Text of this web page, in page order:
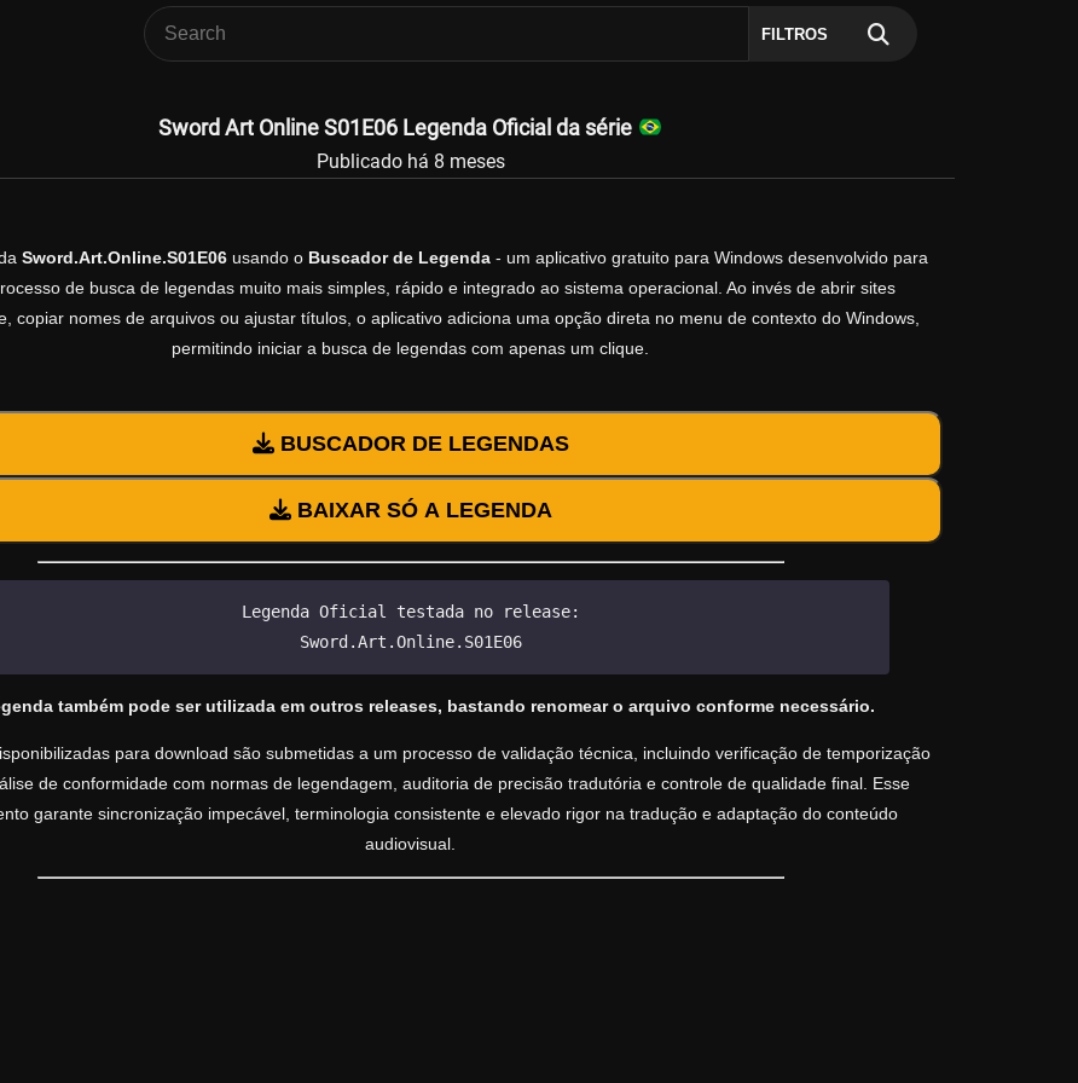
FILTROS
Sword Art Online S01E06 Legenda Oficial da série
Publicado há 8 meses
Sword.Art.Online.S01E06usando o Buscador de Legenda- um aplicativo gratuito para Windows desenvolvido para
de busca de legendas muito mais simples, rápido e integrado ao sistema operacional. Ao invés de abrir sites
copiar nomes de arquivos ou ajustar títulos, o aplicativo adiciona uma opção direta no menu de contexto do Windows,
permitindo iniciar a busca de legendas com apenas um clique.
BUSCADOR DE LEGENDAS
BAIXAR SÓ A LEGENDA
Legenda Oficial testada no release:
Sword.Art.Online.S01E06
também pode ser utilizada em outros releases, bastando renomear o arquivo conforme necessário.
para download são submetidas a um processo de validação técnica, incluindo verificação de temporização
de conformidade com normas de legendagem, auditoria de precisão tradutória e controle de qualidade final. Esse
garante sincronização impecável, terminologia consistente e elevado rigor na tradução e adaptação do conteúdo
audiovisual.